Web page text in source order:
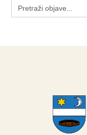
Search
for: